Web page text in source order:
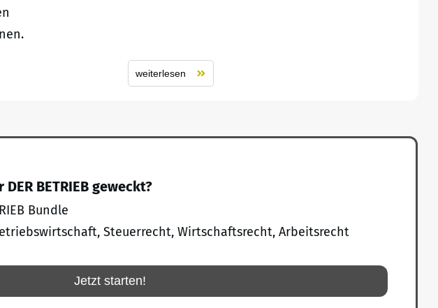
weiterlesen
BETRIEB geweckt?
Bundle
Steuerrecht, Wirtschaftsrecht, Arbeitsrecht
Jetzt starten!